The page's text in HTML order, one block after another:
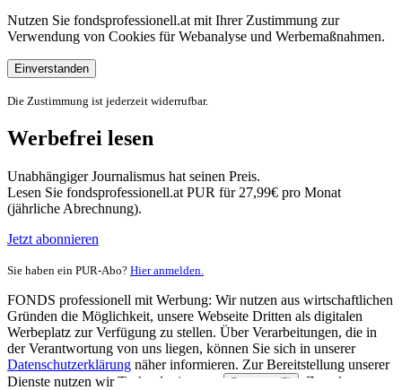
Nutzen Sie fondsprofessionell.at mit Ihrer Zustimmung zur
Verwendung von Cookies für Webanalyse und Werbemaßnahmen.
Einverstanden
Die Zustimmung ist jederzeit widerrufbar.
Werbefrei lesen
Unabhängiger Journalismus hat seinen Preis.
Lesen Sie fondsprofessionell.at PUR für 27,99€ pro Monat
(jährliche Abrechnung).
Jetzt abonnieren
Sie haben ein PUR-Abo? Hier anmelden.
FONDS professionell mit Werbung: Wir nutzen aus wirtschaftlichen
Gründen die Möglichkeit, unsere Webseite Dritten als digitalen
Werbeplatz zur Verfügung zu stellen. Über Verarbeitungen, die in
der Verantwortung von uns liegen, können Sie sich in unserer
Datenschutzerklärung näher informieren. Zur Bereitstellung unserer
Dienste nutzen wir Technologien von
Partnern (5)
. Zwecke: